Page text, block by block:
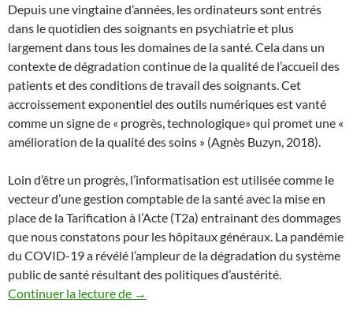
Depuis une vingtaine d’années, les ordinateurs sont entrés
dans le quotidien des soignants en psychiatrie et plus
largement dans tous les domaines de la santé. Cela dans un
contexte de dégradation continue de la qualité de l’accueil des
patients et des conditions de travail des soignants. Cet
accroissement exponentiel des outils numériques est vanté
comme un signe de « progrès, technologique» qui promet une «
amélioration de la qualité des soins » (Agnès Buzyn, 2018).
Loin d’être un progrès, l’informatisation est utilisée comme le
vecteur d’une gestion comptable de la santé avec la mise en
place de la Tarification à l’Acte (T2a) entrainant des dommages
que nous constatons pour les hôpitaux généraux. La pandémie
du COVID-19 a révélé l’ampleur de la dégradation du système
public de santé résultant des politiques d’austérité.
Continuer la lecture de « OPERATION DECONNEXION » –
→